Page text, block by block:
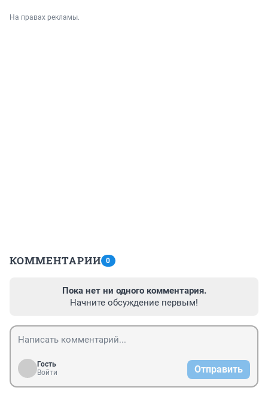
На правах рекламы.
КОММЕНТАРИИ 0
Пока нет ни одного комментария.
Начните обсуждение первым!
Гость
Войти
Отправить